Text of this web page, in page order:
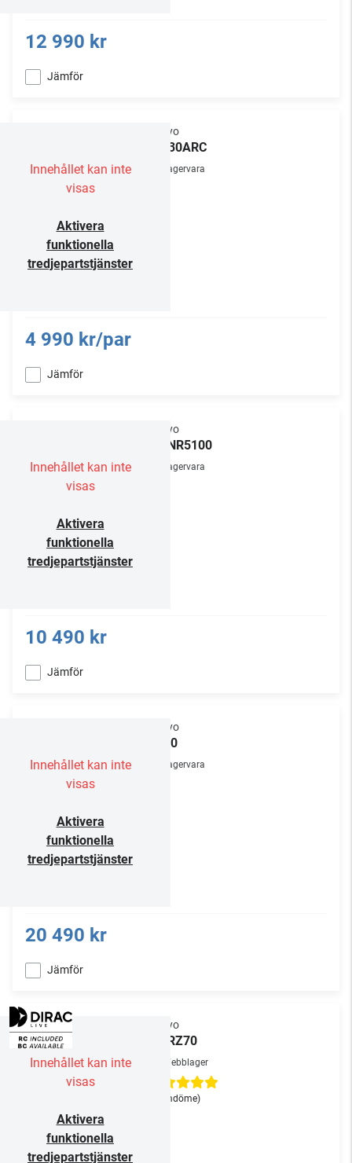
12 990 kr
Jämför
Innehållet kan inte
visas
Aktivera
funktionella
tredjepartstjänster
Onkyo
GX-30ARC
Lagervara
4 990 kr/par
Jämför
Innehållet kan inte
visas
Aktivera
funktionella
tredjepartstjänster
Onkyo
TX-NR5100
Lagervara
10 490 kr
Jämför
Innehållet kan inte
visas
Aktivera
funktionella
tredjepartstjänster
Onkyo
M-80
Lagervara
20 490 kr
Jämför
Innehållet kan inte
visas
Aktivera
funktionella
tredjepartstjänster
Onkyo
TX-RZ70
Webblager
omdöme)